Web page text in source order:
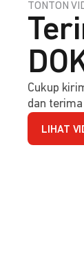
TONTON
Cukup
dan
LIHAT